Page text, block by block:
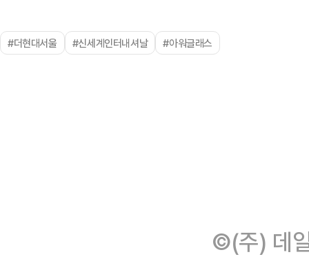
#더현대서울 #신세계인터내셔날 #아워글래스
©(주) 데